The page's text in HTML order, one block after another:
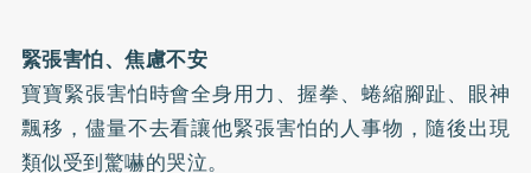
緊張害怕、焦慮不安
寶寶緊張害怕時會全身用力、握拳、蜷縮腳趾、眼神
飄移，儘量不去看讓他緊張害怕的人事物，隨後出現
類似受到驚嚇的哭泣。